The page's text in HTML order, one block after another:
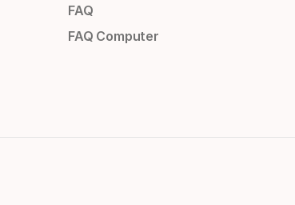
FAQ
FAQ Computer